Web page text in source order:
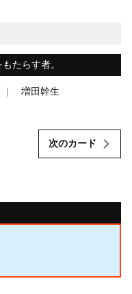
たらす者。
増田幹生
次のカード